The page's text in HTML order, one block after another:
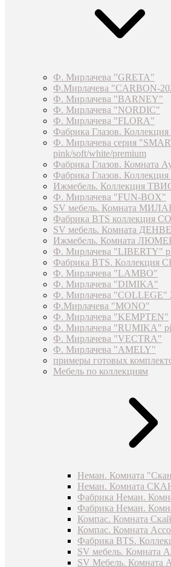
Ф. Мирлачева "GRETA"
Ф.Мирлачева "CARBON-
Ф. Мирлачева "BARNEY"
Ф. Мирлачева "NORDIC"
Ф. Мирлачева "FLORA"
Фабрика Глазов.
Ф. Мирлачева серия
pink/soft/white/premium
Фабрика Глазов. Комната
Фабрика Глазов.
Ижмебель. Коллекция
Ф. Мирлачева "FUN-BOX"
SV мебель. Комната
Фабрика BTS коллекция
SV мебель. Комната
Ижмебель. Комната
Ф. Мирлачева "LIBERTY"
Фабрика BTS.
Ф. Мирлачева "LAMBO"
Ф. Мирлачева "DIMIKA"
Ф. Мирлачева "COLLEGE"
Ф.Мирлачева "MONO"
Ф. Мирлачева "KEMPTEN"
Ф. Мирлачева "RUMIKA"
Ф. Мирлачева "VECTRA"
Ф. Мирлачева "AMELY"
примеры готовых
Мебель по коллекциям
Неман. Комната
Неман. Комната
Фабрика Неман.
Фабрика Неман.
Компас. Комната
Компас. Комната
Фабрика BTS.
SV мебель.
SV Мебель. Комната